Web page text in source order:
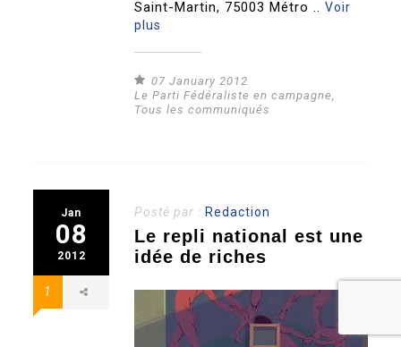
Saint-Martin, 75003 Métro ..Voir
plus
07 January 2012
Le Parti Fédéraliste en campagne,
Tous les communiqués
Jan
08
2012
1
Posté par : Redaction
Le repli national est une
idée de riches